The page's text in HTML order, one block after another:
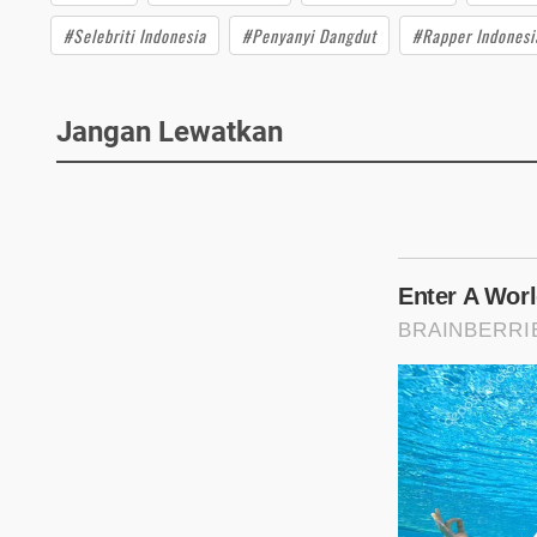
#Selebriti Indonesia #Penyanyi Dangdut #Rapper
Jangan Lewatkan